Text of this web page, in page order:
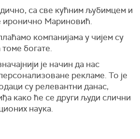
са све кућним љубимцем и
иронично Мариновић.
компанијама у чијем су
богате.
је начин да нас
рекламе. То је
су релевантни данас,
како ће се други људи слични
наука.